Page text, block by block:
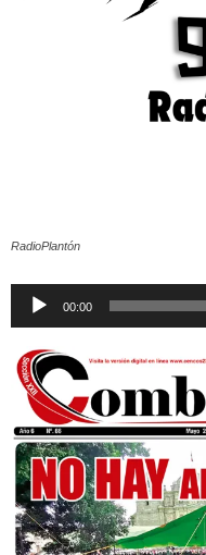
RadioPlantón
Reproductor
00:00